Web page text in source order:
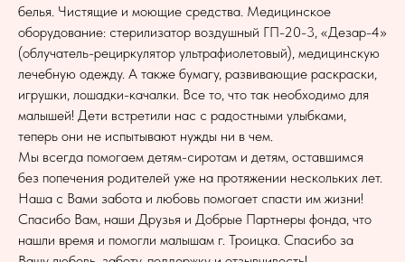
белья. Чистящие и моющие средства. Медицинское
оборудование: стерилизатор воздушный ГП-20-3, «Дезар-4»
(облучатель-рециркулятор ультрафиолетовый), медицинскую
лечебную одежду. А также бумагу, развивающие раскраски,
игрушки, лошадки-качалки. Все то, что так необходимо для
малышей! Дети встретили нас с радостными улыбками,
теперь они не испытывают нужды ни в чем.
Мы всегда помогаем детям-сиротам и детям, оставшимся
без попечения родителей уже на протяжении нескольких лет.
Наша с Вами забота и любовь помогает спасти им жизни!
Спасибо Вам, наши Друзья и Добрые Партнеры фонда, что
нашли время и помогли малышам г. Троицка. Спасибо за